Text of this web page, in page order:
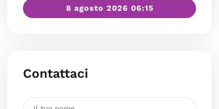
8 agosto 2026 06:15
Contattaci